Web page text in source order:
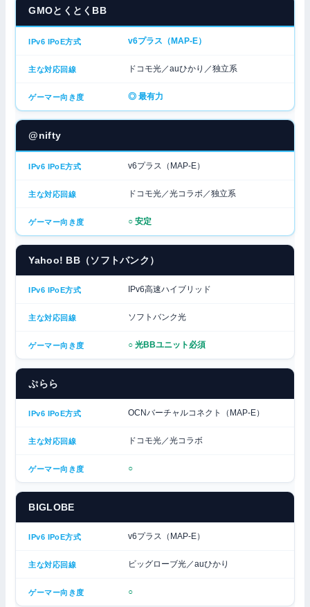
GMOとくとくBB
v6プラス（MAP-E）
ドコモ光／auひかり／独立系
◎ 最有力
@nifty
v6プラス（MAP-E）
ドコモ光／光コラボ／独立系
○ 安定
Yahoo! BB（ソフトバンク）
IPv6高速ハイブリッド
ソフトバンク光
○ 光BBユニット必須
ぷらら
OCNバーチャルコネクト（MAP-E）
ドコモ光／光コラボ
○
BIGLOBE
v6プラス（MAP-E）
ビッグローブ光／auひかり
○